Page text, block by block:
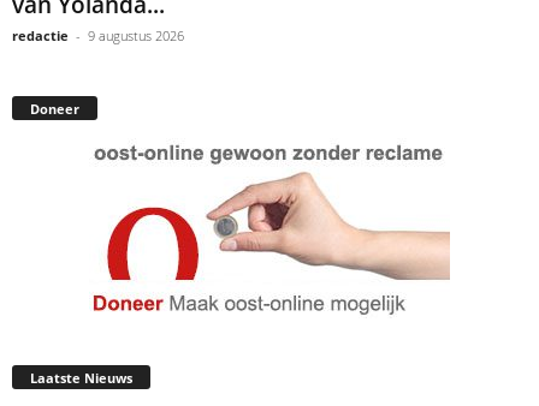
redactie - 9 augustus 2026
Doneer
Laatste Nieuws